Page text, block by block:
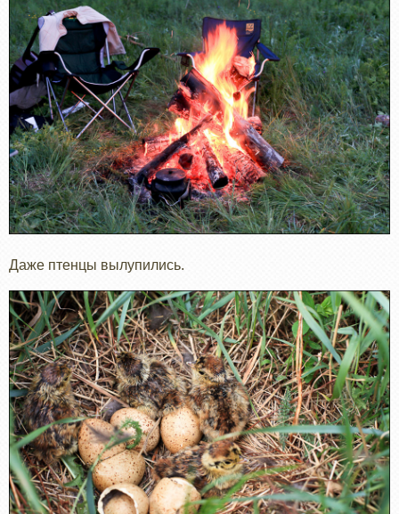
Даже птенцы вылупились.